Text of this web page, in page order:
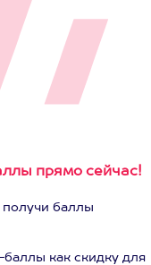
прямо сейчас!
получи баллы
как скидку для